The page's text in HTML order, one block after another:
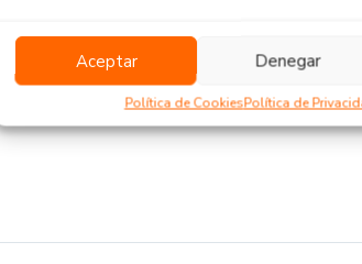
Aceptar Denegar
Política de CookiesPolítica de